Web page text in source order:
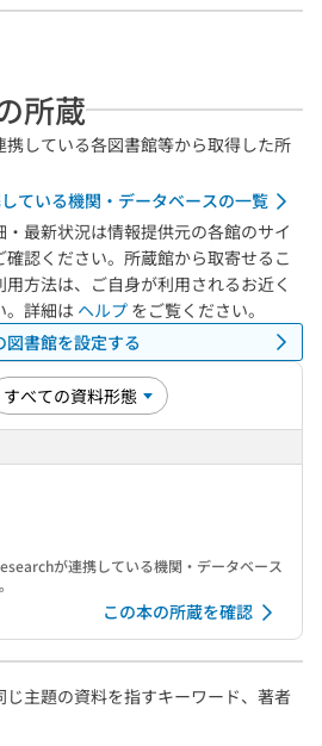
所蔵
している各図書館等から取得した所
ている機関・データベースの一覧
最新状況は情報提供元の各館のサイ
確認ください。所蔵館から取寄せるこ
方法は、ご自身が利用されるお近く
。詳細は ヘルプ をご覧ください。
図書館を設定する
が連携している機関・データベース
この本の所蔵を確認
主題の資料を指すキーワード、著者